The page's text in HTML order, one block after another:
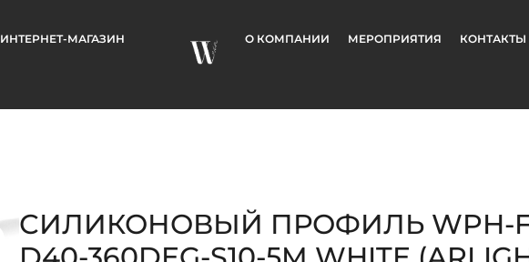
ИНТЕРНЕТ-МАГАЗИН О КОМПАНИИ МЕРОПРИЯТИЯ КОНТАКТЫ
СИЛИКОНОВЫЙ ПРОФИЛЬ WPH-